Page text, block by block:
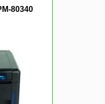
80340